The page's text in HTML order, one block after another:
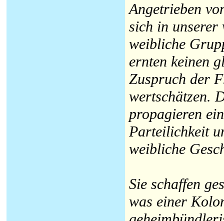
Angetrieben
sich in unserer
weibliche
ernten keinen
Zuspruch der
wertschätzen.
propagieren
Parteilichkeit
weibliche
Sie schaffen
was einer